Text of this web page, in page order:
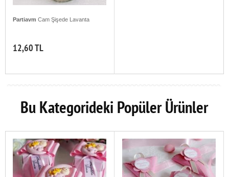
Partiavm Cam Şişede Lavanta
12,60 TL
Bu Kategorideki Popüler Ürünler